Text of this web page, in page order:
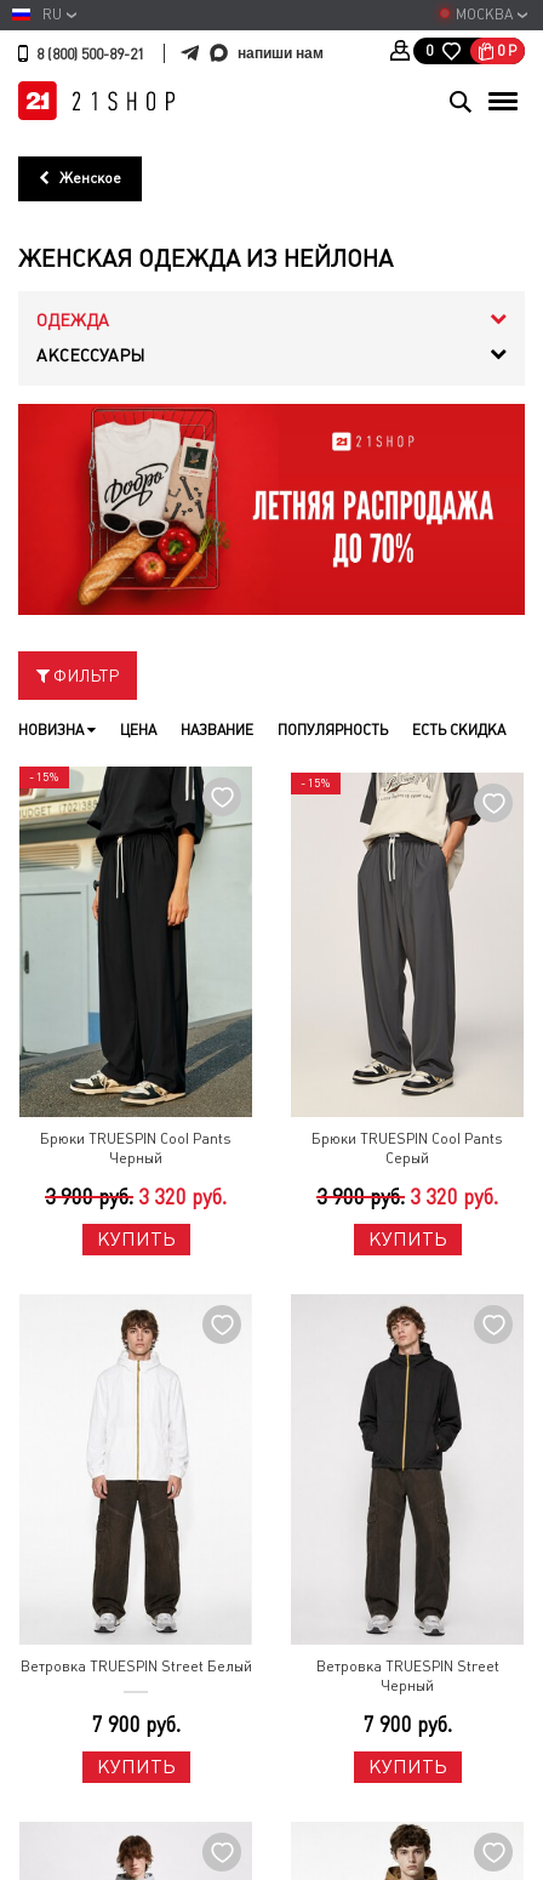
МОСКВА
RU
8 (800) 500-89-21 напиши нам 0 0 Р
Женское
ЖЕНСКАЯ ОДЕЖДА ИЗ НЕЙЛОНА
ОДЕЖДА
АКСЕССУАРЫ
ФИЛЬТР
НОВИЗНА ЦЕНА НАЗВАНИЕ ПОПУЛЯРНОСТЬ ЕСТЬ СКИДКА
- 15%
Брюки TRUESPIN Cool Pants
Черный
3 900 руб. 3 320 руб.
КУПИТЬ
- 15%
Брюки TRUESPIN Cool Pants
Серый
3 900 руб. 3 320 руб.
КУПИТЬ
Ветровка TRUESPIN Street Белый
7 900 руб.
КУПИТЬ
Ветровка TRUESPIN Street
Черный
7 900 руб.
КУПИТЬ